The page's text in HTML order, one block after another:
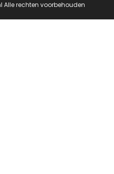
rechten voorbehouden